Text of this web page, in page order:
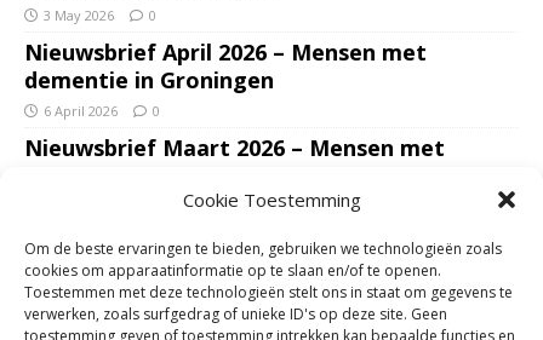
Cookie Toestemming
Om de beste ervaringen te bieden, gebruiken we technologieën zoals
cookies om apparaatinformatie op te slaan en/of te openen.
Toestemmen met deze technologieën stelt ons in staat om gegevens te
verwerken, zoals surfgedrag of unieke ID's op deze site. Geen
toestemming geven of toestemming intrekken kan bepaalde functies en
3 May 2026 0
Nieuwsbrief April 2026 – Mensen met
dementie in Groningen
6 April 2026 0
Nieuwsbrief Maart 2026 – Mensen met
Nieuwsbrief Januari – Februari 2026 – Mensen
met dementie in Groningen
7 February 2026 0